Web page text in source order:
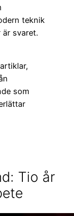
teknik
svaret.
som
Tio år